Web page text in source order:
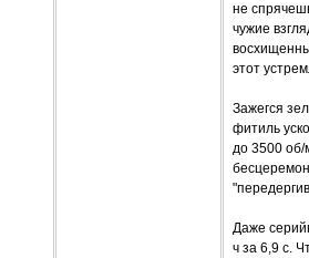
не
чужие
этот
Зажегся
фитиль
до 3500 об/
Даже
ч за 6,9 с.